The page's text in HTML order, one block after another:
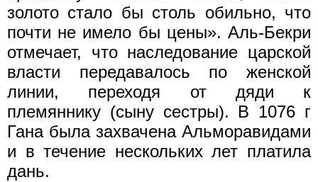
золото стало бы столь обильно, что
почти не имело бы цены». Аль-Бекри
отмечает, что наследование царской
власти передавалось по женской
линии, переходя от дяди к
племяннику (сыну сестры). В 1076 г
Гана была захвачена Альморавидами
и в течение нескольких лет платила
дань.